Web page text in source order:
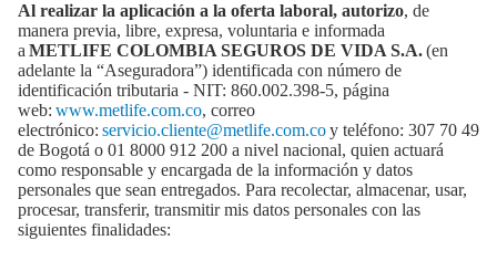
Al realizar la aplicación a la oferta laboral, autorizo, de
manera previa, libre, expresa, voluntaria e informada
a METLIFE COLOMBIA SEGUROS DE VIDA S.A.(en
adelante la “Aseguradora”) identificada con número de
identificación tributaria - NIT: 860.002.398-5, página
web: www.metlife.com.co, correo
electrónico: servicio.cliente@metlife.com.coy teléfono: 307 70 49
de Bogotá o 01 8000 912 200 a nivel nacional, quien actuará
como responsable y encargada de la información y datos
personales que sean entregados. Para recolectar, almacenar, usar,
procesar, transferir, transmitir mis datos personales con las
siguientes finalidades: